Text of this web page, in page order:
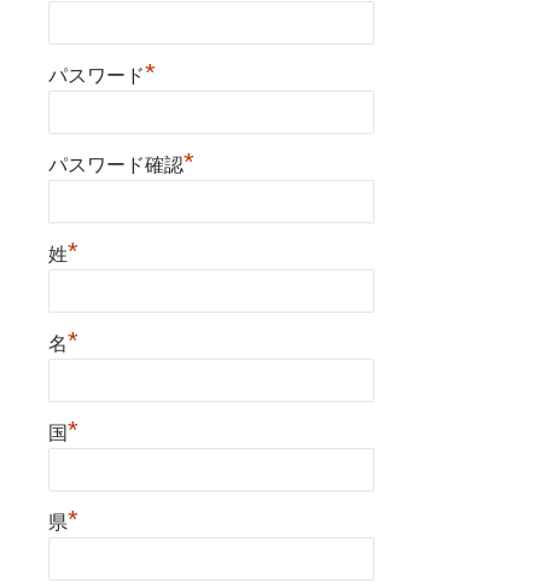
パスワード*
パスワード確認*
姓*
名*
国*
県*